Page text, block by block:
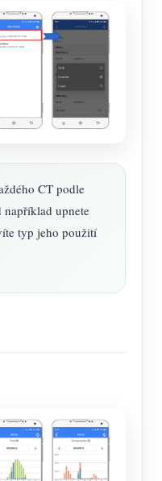
CT podle
například upnete
typ jeho použití